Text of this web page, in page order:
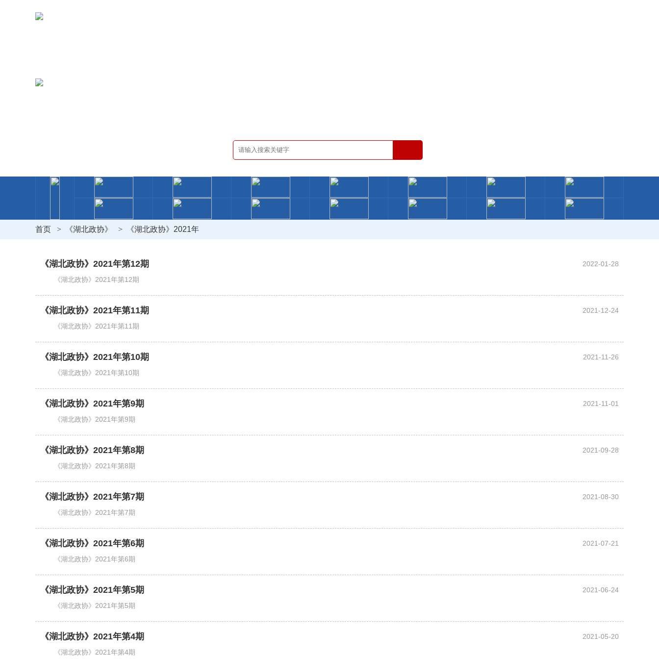
首页 > 《湖北政协》 > 《湖北政协》2021年
《湖北政协》2021年第12期
2022-01-28
《湖北政协》2021年第12期
《湖北政协》2021年第11期
2021-12-24
《湖北政协》2021年第11期
《湖北政协》2021年第10期
2021-11-26
《湖北政协》2021年第10期
《湖北政协》2021年第9期
2021-11-01
《湖北政协》2021年第9期
《湖北政协》2021年第8期
2021-09-28
《湖北政协》2021年第8期
《湖北政协》2021年第7期
2021-08-30
《湖北政协》2021年第7期
《湖北政协》2021年第6期
2021-07-21
《湖北政协》2021年第6期
《湖北政协》2021年第5期
2021-06-24
《湖北政协》2021年第5期
《湖北政协》2021年第4期
2021-05-20
《湖北政协》2021年第4期